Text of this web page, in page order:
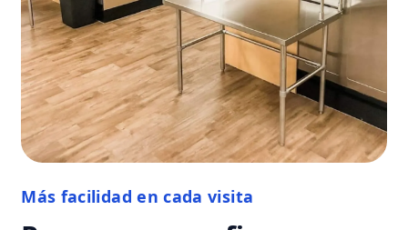
Más facilidad en cada visita